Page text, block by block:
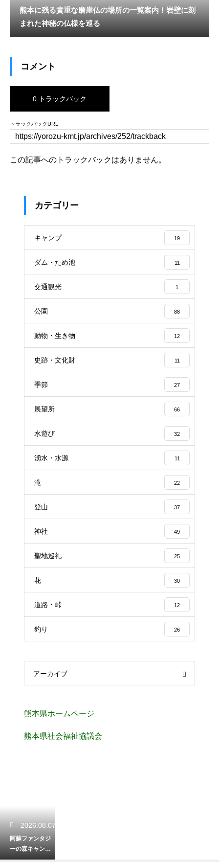
熊本に残る貴重な磨崖仏の場所の一覧案内！岩壁に刻
まれた神秘の仏様を巡る
コメント
0 トラックバック
トラックバックURL
この記事へのトラックバックはありません。
カテゴリー
キャンプ 19
ダム・ため池 11
交通観光 1
公園 88
動物・生き物 12
史跡・文化財 11
季節 27
展望所 66
水遊び 32
湧水・水源 11
滝 22
登山 37
神社 49
聖地巡礼 25
花 30
道路・峠 12
釣り 26
アーカイブ
熊本県ホームページ
熊本県社会福祉協議会
2026.08.07
阿蘇ファンタジ
ーの森キャンプ
場を徹底レビュ